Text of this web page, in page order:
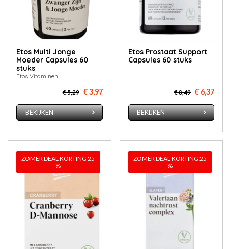
Etos Multi Jonge
Moeder Capsules 60
stuks
Etos Vitaminen
€ 5,29 € 3,97
BEKIJKEN
Etos Prostaat Support
Capsules 60 stuks
€ 8,49 € 6,37
BEKIJKEN
ZOMER DEAL KORTING 25
%
ZOMER DEAL KORTING 25
%